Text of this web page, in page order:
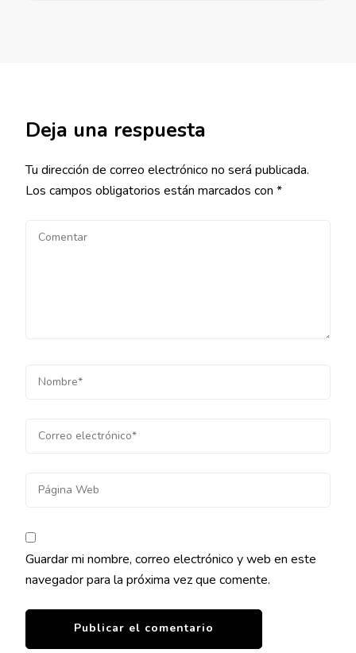
Deja una respuesta
Tu dirección de correo electrónico no será publicada.
Los campos obligatorios están marcados con *
Guardar mi nombre, correo electrónico y web en este
navegador para la próxima vez que comente.